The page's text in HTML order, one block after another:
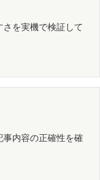
を実機で検証して
事内容の正確性を確